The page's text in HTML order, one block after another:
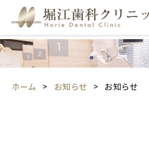
ホーム お知らせ お知らせ